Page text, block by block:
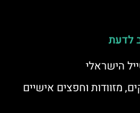
לדעת
הישראלי
מזוודות וחפצים אישיים